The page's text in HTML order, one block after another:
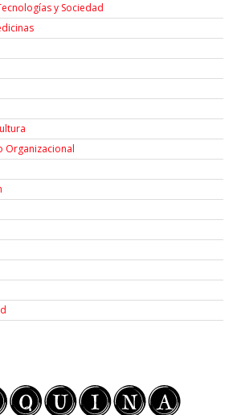
y Sociedad
Organizacional